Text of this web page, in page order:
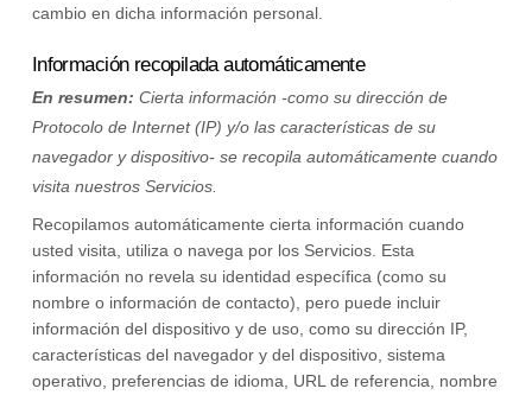
cambio en dicha información personal.
Información recopilada automáticamente
En resumen: Cierta información -como su dirección de
Protocolo de Internet (IP) y/o las características de su
navegador y dispositivo- se recopila automáticamente cuando
visita nuestros Servicios.
Recopilamos automáticamente cierta información cuando
usted visita, utiliza o navega por los Servicios. Esta
información no revela su identidad específica (como su
nombre o información de contacto), pero puede incluir
información del dispositivo y de uso, como su dirección IP,
características del navegador y del dispositivo, sistema
operativo, preferencias de idioma, URL de referencia, nombre